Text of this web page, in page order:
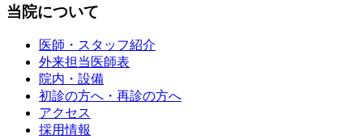
当院について
医師・スタッフ紹介
外来担当医師表
院内・設備
初診の方へ・再診の方へ
アクセス
採用情報